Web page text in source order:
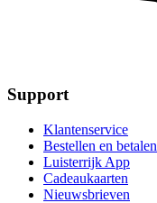
Support
Klantenservice
Bestellen en betalen
Luisterrijk App
Cadeaukaarten
Nieuwsbrieven